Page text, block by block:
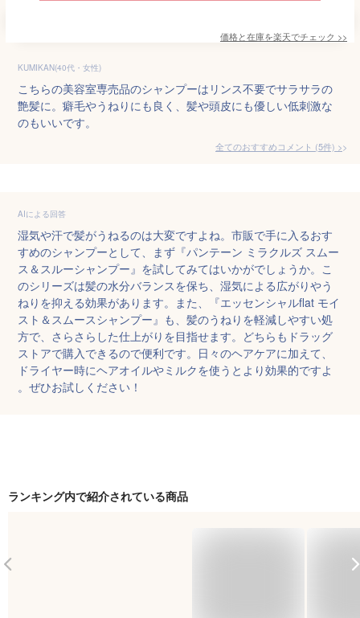
価格と在庫を楽天でチェック >>
KUMIKAN(40代・女性)
こちらの美容室専売品のシャンプーはリンス不要でサラサラの
艶髪に。癖毛やうねりにも良く、髪や頭皮にも優しい低刺激な
のもいいです。
全てのおすすめコメント (5件) >
AIによる回答
湿気や汗で髪がうねるのは大変ですよね。市販で手に入るおす
すめのシャンプーとして、まず『パンテーン ミラクルズ スムー
ス＆スルーシャンプー』を試してみてはいかがでしょうか。こ
のシリーズは髪の水分バランスを保ち、湿気による広がりやう
ねりを抑える効果があります。また、『エッセンシャルflat モイ
スト＆スムースシャンプー』も、髪のうねりを軽減しやすい処
方で、さらさらした仕上がりを目指せます。どちらもドラッグ
ストアで購入できるので便利です。日々のヘアケアに加えて、
ドライヤー時にヘアオイルやミルクを使うとより効果的ですよ
。ぜひお試しください！
ランキング内で紹介されている商品